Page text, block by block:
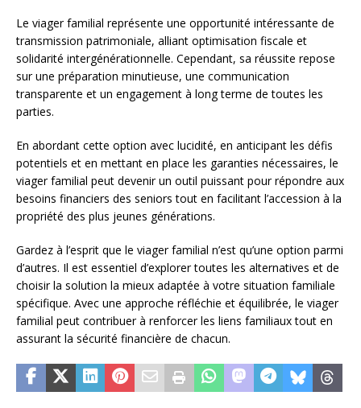
Le viager familial représente une opportunité intéressante de
transmission patrimoniale, alliant optimisation fiscale et
solidarité intergénérationnelle. Cependant, sa réussite repose
sur une préparation minutieuse, une communication
transparente et un engagement à long terme de toutes les
parties.
En abordant cette option avec lucidité, en anticipant les défis
potentiels et en mettant en place les garanties nécessaires, le
viager familial peut devenir un outil puissant pour répondre aux
besoins financiers des seniors tout en facilitant l’accession à la
propriété des plus jeunes générations.
Gardez à l’esprit que le viager familial n’est qu’une option parmi
d’autres. Il est essentiel d’explorer toutes les alternatives et de
choisir la solution la mieux adaptée à votre situation familiale
spécifique. Avec une approche réfléchie et équilibrée, le viager
familial peut contribuer à renforcer les liens familiaux tout en
assurant la sécurité financière de chacun.